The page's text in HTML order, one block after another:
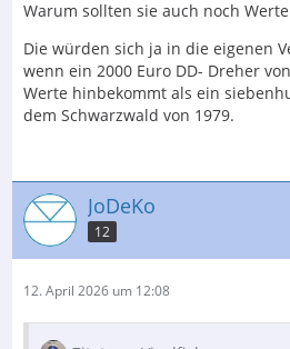
Warum sollten sie auch noch
Die würden sich ja in die eigenen
wenn ein 2000 Euro DD- Dreher
Werte hinbekommt als ein
dem Schwarzwald von 1979.
JoDeKo
12
12. April 2026 um 12:08